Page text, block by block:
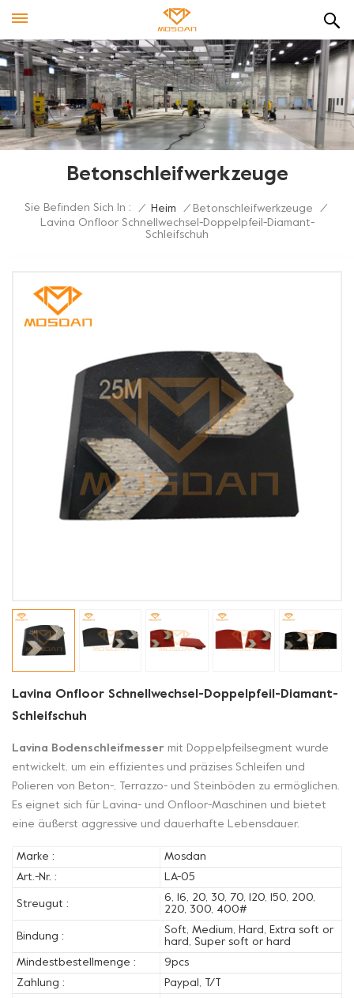
Betonschleifwerkzeuge
Sie Befinden Sich In : / Heim / Betonschleifwerkzeuge
/
Lavina Onfloor Schnellwechsel-Doppelpfeil-Diamant-
Schleifschuh
Lavina Onfloor Schnellwechsel-Doppelpfeil-Diamant-
Schleifschuh
Lavina Bodenschleifmesser mit Doppelpfeilsegment wurde
entwickelt, um ein effizientes und präzises Schleifen und
Polieren von Beton-, Terrazzo- und Steinböden zu ermöglichen.
Es eignet sich für Lavina- und Onfloor-Maschinen und bietet
eine äußerst aggressive und dauerhafte Lebensdauer.
Marke :
Mosdan
Art.-Nr. :
LA-05
Streugut :
6, 16, 20, 30, 70, 120, 150, 200,
220, 300, 400#
Bindung :
Soft, Medium, Hard, Extra soft or
hard, Super soft or hard
Mindestbestellmenge :
9pcs
Zahlung :
Paypal, T/T